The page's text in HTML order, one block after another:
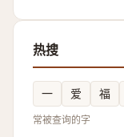
热搜
一 爱 福
常被查询的字